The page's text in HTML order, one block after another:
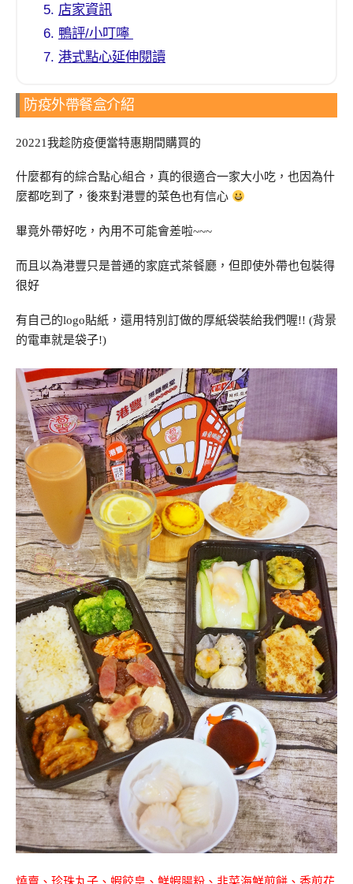
店家資訊
鴨評/小叮嚀
港式點心延伸閱讀
防疫外帶餐盒介紹
20221我趁防疫便當特惠期間購買的
什麼都有的綜合點心組合，真的很適合一家大小吃，也因為什
麼都吃到了，後來對港豐的菜色也有信心
畢竟外帶好吃，內用不可能會差啦~~~
而且以為港豐只是普通的家庭式茶餐廳，但即使外帶也包裝得
很好
有自己的logo貼紙，還用特別訂做的厚紙袋裝給我們喔!! (背景
的電車就是袋子!)